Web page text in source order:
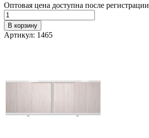
Оптовая цена доступна после регистрации
В корзину
Артикул: 1465